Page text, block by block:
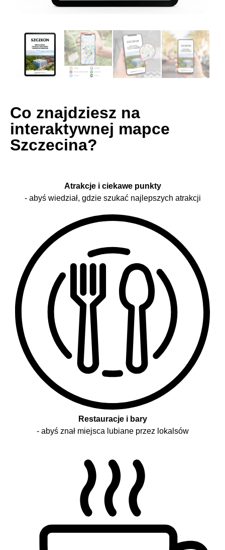
Co znajdziesz na
interaktywnej mapce
Szczecina?
Atrakcje i ciekawe punkty
- abyś wiedział, gdzie szukać najlepszych atrakcji
Restauracje i bary
- abyś znał miejsca lubiane przez lokalsów